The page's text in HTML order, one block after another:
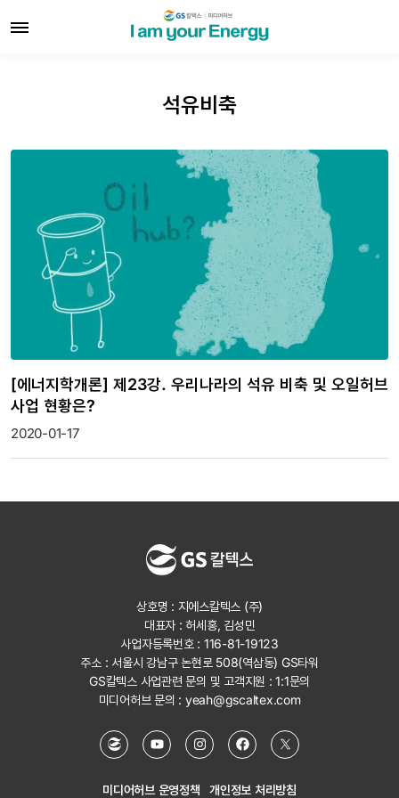
석유비축
[에너지학개론] 제23강. 우리나라의 석유 비축 및 오일허브
사업 현황은?
2020-01-17
상호명 : 지에스칼텍스 (주)
대표자 : 허세홍, 김성민
사업자등록번호 : 116-81-19123
주소 : 서울시 강남구 논현로 508(역삼동) GS타워
GS칼텍스 사업관련 문의 및 고객지원 :1:1문의
미디어허브 문의 : yeah@gscaltex.com
미디어허브 운영정책 개인정보 처리방침